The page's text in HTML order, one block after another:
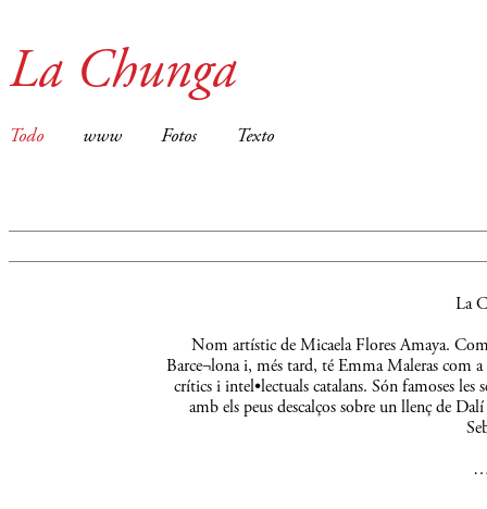
La Chunga
Todo www Fotos Texto
La
Nom artístic de Micaela Flores Amaya.
Barce¬lona i, més tard, té Emma Maleras com
crítics i intel•lectuals catalans. Són famoses
amb els peus descalços sobre un llenç de